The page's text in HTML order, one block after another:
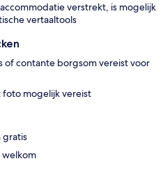
verstrekt, is mogelijk
vertaaltools
of contante borgsom vereist voor
mogelijk vereist
gratis
welkom